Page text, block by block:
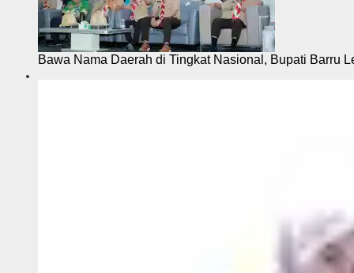
Bawa Nama Daerah di Tingkat Nasional, Bupati Barru